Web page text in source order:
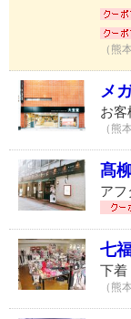
（熊
メ
お
（熊
髙
アフ
七
下着
（熊